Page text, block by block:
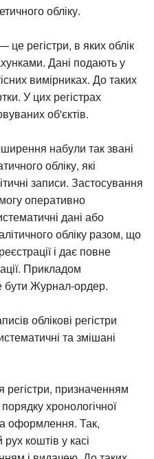
обліку.
це регістри, в яких облік
Дані подають у
вимірниках. До таких
У цих регістрах
об'єктів.
набули так звані
обліку, які
записи. Застосування
оперативно
дані або
обліку разом, що
і дає повне
Прикладом
бути Журнал-ордер.
облікові регістри
та змішані
призначенням
хронологічної
оформлення. Так,
коштів у касі